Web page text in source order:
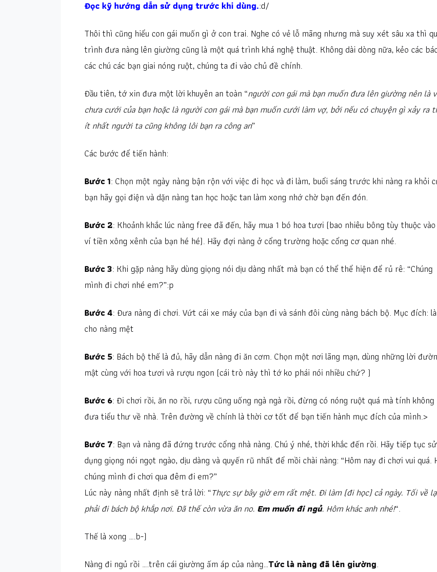
Đọc kỹ hướng dẫn sử dụng trước khi dùng.:d/
Thôi thì cũng hiểu con gái muốn gì ở con trai. Nghe có vẻ lỗ mãng nhưng mà suy xét sâu xa thì
trình đưa nàng lên giường cũng là một quá trình khá nghệ thuật. Không dài dòng nữa, kẻo các
các chú các bạn giai nóng ruột, chúng ta đi vào chủ đề chính.
Đầu tiên, tớ xin đưa một lời khuyên an toàn “người con gái mà bạn muốn đưa lên giường nên là
chưa cưới của bạn hoặc là người con gái mà bạn muốn cưới làm vợ, bởi nếu có chuyện gì xảy ra
ít nhất người ta cũng không lôi bạn ra công an”
Các bước để tiến hành:
Bước 1: Chọn một ngày nàng bận rộn với việc đi học và đi làm, buổi sáng trước khi nàng ra khỏi
bạn hãy gọi điện và dặn nàng tan học hoặc tan làm xong nhớ chờ bạn đến đón.
Bước 2: Khoảnh khắc lúc nàng free đã đến, hãy mua 1 bó hoa tươi (bao nhiêu bông tùy thuộc
ví tiền xông xênh của bạn hé hé). Hãy đợi nàng ở cổng trường hoặc cổng cơ quan nhé.
Bước 3: Khi gặp nàng hãy dùng giọng nói dịu dàng nhất mà bạn có thể thể hiện để rủ rê: “Chúng
mình đi chơi nhé em?”:p
Bước 4: Đưa nàng đi chơi. Vứt cái xe máy của bạn đi và sánh đôi cùng nàng bách bộ. Mục đích:
cho nàng mệt
Bước 5: Bách bộ thế là đủ, hãy dẫn nàng đi ăn cơm. Chọn một nơi lãng mạn, dùng những lời
mật cùng với hoa tươi và rượu ngon (cái trò này thì tớ ko phái nói nhiều chứ? )
Bước 6: Đi chơi rồi, ăn no rồi, rượu cũng uống ngà ngà rồi, đừng có nóng ruột quá mà tính không
đưa tiểu thư về nhà. Trên đường về chính là thời cơ tốt để bạn tiến hành mục đích của mình.>
Bước 7: Bạn và nàng đã đứng trước cổng nhà nàng. Chú ý nhé, thời khắc đến rồi. Hãy tiếp tục sử
dụng giọng nói ngọt ngào, dịu dàng và quyến rũ nhất để mồi chài nàng: “Hôm nay đi chơi vui quá.
chúng mình đi chơi qua đêm đi em?”
Lúc này nàng nhất định sẽ trả lời: “Thực sự bây giờ em rất mệt. Đi làm (đi học) cả ngày. Tối về
phải đi bách bộ khắp nơi. Đã thế còn vừa ăn no. Em muốn đi ngủ. Hôm khác anh nhé!“.
Thế là xong ….b-)
Nàng đi ngủ rồi ….trên cái giường ấm áp của nàng…Tức là nàng đã lên giường.